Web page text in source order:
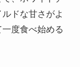
ドな甘さがよ
度食べ始める